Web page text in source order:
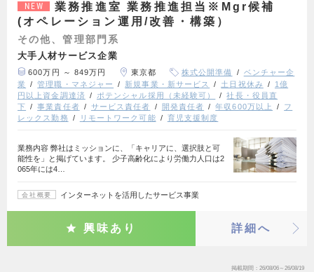
NEW
業務推進室 業務推進担当※Mgr候補
(オペレーション運用/改善・構築）
その他、管理部門系
大手人材サービス企業
600万円 ～ 849万円 東京都 株式公開準備
ベンチャー企
業
管理職・マネジャー 新規事業・新サービス 土日祝休み
1億
円以上資金調達済
ポテンシャル採用（未経験可）
社長・役員直
下
事業責任者 サービス責任者 開発責任者 年収600万以上
フ
レックス勤務
リモートワーク可能 育児支援制度
業務内容 弊社はミッションに、「キャリアに、選択肢と可
能性を」と掲げています。 少子高齢化により労働力人口は2
065年には4…
会社概要 インターネットを活用したサービス事業
興味あり 詳細へ
掲載期間 26/08/06～26/08/19